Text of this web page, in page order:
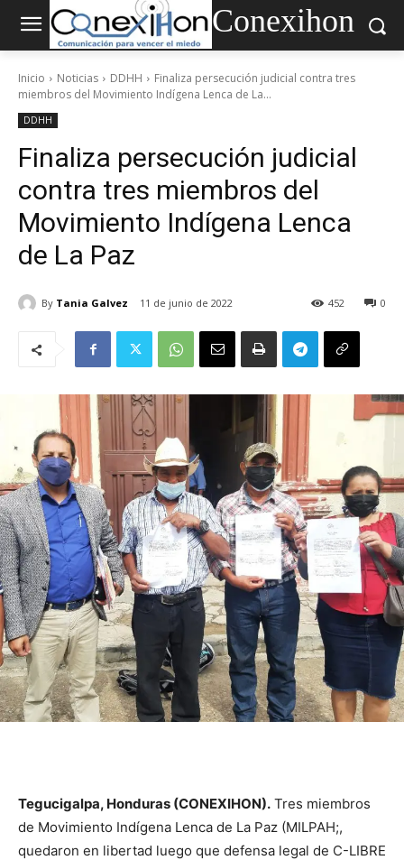
Conexihon
Inicio Noticias DDHH
Finaliza persecución judicial contra tres
miembros del Movimiento Indígena Lenca de La...
DDHH
Finaliza persecución judicial
contra tres miembros del
Movimiento Indígena Lenca
de La Paz
By Tania Galvez 11 de junio de 2022 0
452
Tegucigalpa, Honduras (CONEXIHON). Tres miembros
de Movimiento Indígena Lenca de La Paz (MILPAH;,
quedaron en libertad luego que defensa legal de C-LIBRE